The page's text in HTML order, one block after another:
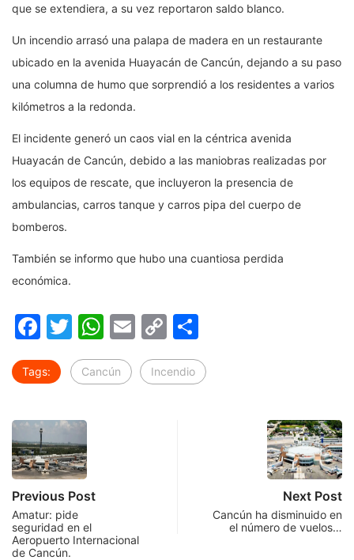
que se extendiera, a su vez reportaron saldo blanco.
Un incendio arrasó una palapa de madera en un restaurante
ubicado en la avenida Huayacán de Cancún, dejando a su paso
una columna de humo que sorprendió a los residentes a varios
kilómetros a la redonda.
El incidente generó un caos vial en la céntrica avenida
Huayacán de Cancún, debido a las maniobras realizadas por
los equipos de rescate, que incluyeron la presencia de
ambulancias, carros tanque y carros pipa del cuerpo de
bomberos.
También se informo que hubo una cuantiosa perdida
económica.
Facebook
Twitter
WhatsApp
Email
Copy
Link
Tags: Cancún Incendio
Previous Post
Amatur: pide
seguridad en el
Aeropuerto Internacional
de Cancún.
Next Post
Cancún ha disminuido en
el número de vuelos…